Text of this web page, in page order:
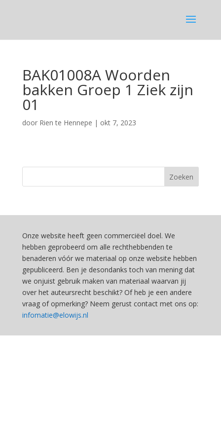
BAK01008A Woorden
bakken Groep 1 Ziek zijn
01
door Rien te Hennepe | okt 7, 2023
Onze website heeft geen commerciëel doel. We
hebben geprobeerd om alle rechthebbenden te
benaderen vóór we materiaal op onze website hebben
gepubliceerd. Ben je desondanks toch van mening dat
we onjuist gebruik maken van materiaal waarvan jij
over het auteursrecht beschikt? Of heb je een andere
vraag of opmerking? Neem gerust contact met ons op:
infomatie@elowijs.nl